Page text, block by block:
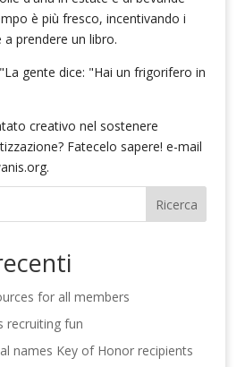
è più fresco, incentivando i
prendere un libro.
gente dice: "Hai un frigorifero in
creativo nel sostenere
Fatecelo sapere! e-mail
.
Ricerca
for all members
recruiting fun
names Key of Honor recipients